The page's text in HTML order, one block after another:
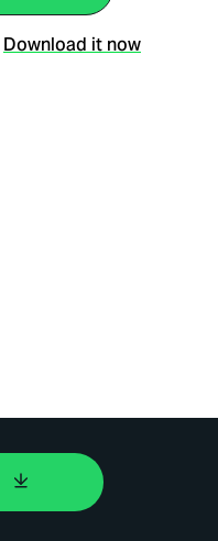
Download it now